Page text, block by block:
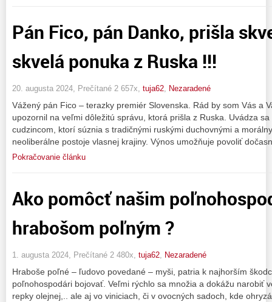
Pán Fico, pán Danko, prišla
skvelá ponuka z Ruska !!!
20. augusta 2024, Prečítané 2 657x, tuja62, Nezaradené
Vážený pán Fico – terazky premiér Slovenska. Rád by som Vás a
upozornil na veľmi dôležitú správu, ktorá prišla z Ruska. Uvádza
cudzincom, ktorí súznia s tradičnými ruskými duchovnými a
neoliberálne postoje vlasnej krajiny. Výnos umožňuje povoliť
Pokračovanie článku
Ako pomôcť našim
hrabošom poľným ?
1. augusta 2024, Prečítané 2 480x, tuja62, Nezaradené
Hraboše poľné – ľudovo povedané – myši, patria k najhorším
poľnohospodári bojovať. Veľmi rýchlo sa množia a dokážu narobiť
repky olejnej,.. ale aj vo viniciach, či v ovocných sadoch, kde